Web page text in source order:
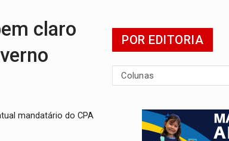
claro
mandatário do CPA
POR EDITORIA